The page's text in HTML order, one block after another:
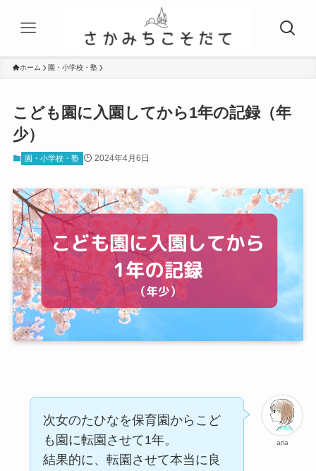
ホーム 園・小学校・塾
こども園に入園してから1年の記録（年
少）
園・小学校・塾 2024年4月6日
aria
次女のたひなを保育園からこど
も園に転園させて1年。
結果的に、転園させて本当に良